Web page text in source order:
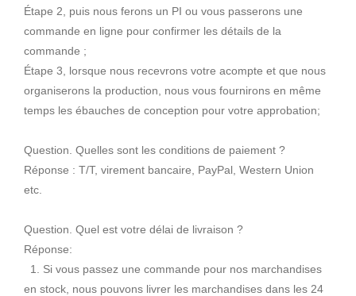
Étape 2, puis nous ferons un PI ou vous passerons une
commande en ligne pour confirmer les détails de la
commande ;
Étape 3, lorsque nous recevrons votre acompte et que nous
organiserons la production, nous vous fournirons en même
temps les ébauches de conception pour votre approbation;
Question. Quelles sont les conditions de paiement ?
Réponse : T/T, virement bancaire, PayPal, Western Union
etc.
Question. Quel est votre délai de livraison ?
Réponse:
1. Si vous passez une commande pour nos marchandises
en stock, nous pouvons livrer les marchandises dans les 24